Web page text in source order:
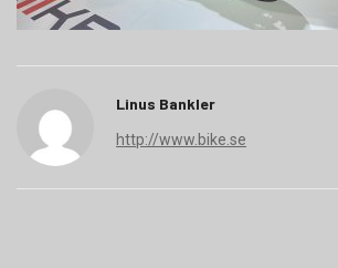
Linus Bankler
http://www.bike.se